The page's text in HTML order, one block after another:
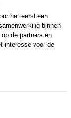
het eerst een
binnen
de partners en
interesse voor de